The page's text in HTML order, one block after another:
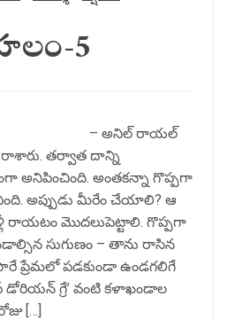
5
రాయల్
తర్వాత దాన్ని
అనిపించింది. అంతకన్నా గొప్పగా
అప్పుడు మీరేం చేయాలి? ఆ
రాయటం మొదలుపెట్టాలి. గొప్పగా
సుగుణం – తాను రాసిన
పడకుండా ఉండగలిగే
డోరియన్ గ్రే’ వంటి కళాఖండాల
[…]